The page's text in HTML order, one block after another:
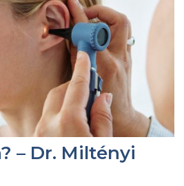
– Dr. Miltényi